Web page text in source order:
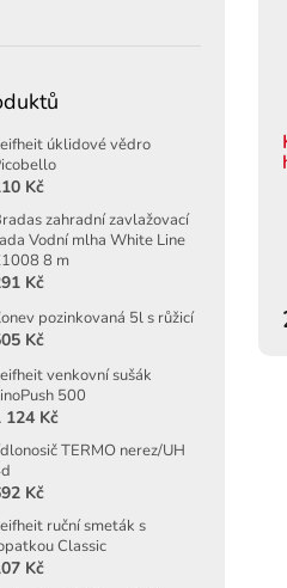
úklidové vědro
Kč
zahradní zavlažovací
Vodní mlha White Line
8 m
Kč
pozinkovaná 5l s růžicí
Kč
venkovní sušák
500
124 Kč
TERMO nerez/UH
Kč
ruční smeták s
Classic
Kč